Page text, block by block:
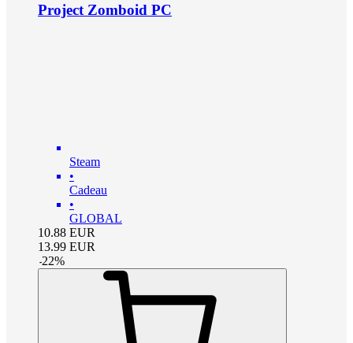
Project Zomboid PC
Steam
•
Cadeau
•
GLOBAL
10.88 EUR
13.99 EUR
-22%